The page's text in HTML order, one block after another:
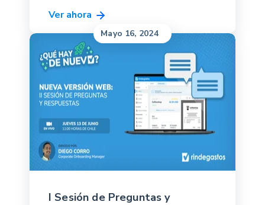
Ver ahora
Mayo 16, 2024
I Sesión de Preguntas y